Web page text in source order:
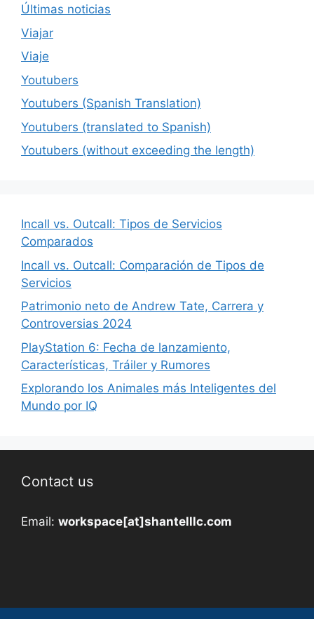
Últimas noticias
Viajar
Viaje
Youtubers
Youtubers (Spanish Translation)
Youtubers (translated to Spanish)
Youtubers (without exceeding the length)
Incall vs. Outcall: Tipos de Servicios
Comparados
Incall vs. Outcall: Comparación de Tipos de
Servicios
Patrimonio neto de Andrew Tate, Carrera y
Controversias 2024
PlayStation 6: Fecha de lanzamiento,
Características, Tráiler y Rumores
Explorando los Animales más Inteligentes del
Mundo por IQ
Contact us
Email: workspace[at]shantelllc.com